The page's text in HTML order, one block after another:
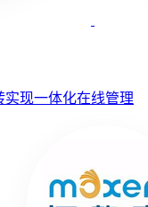
现一体化在线管理